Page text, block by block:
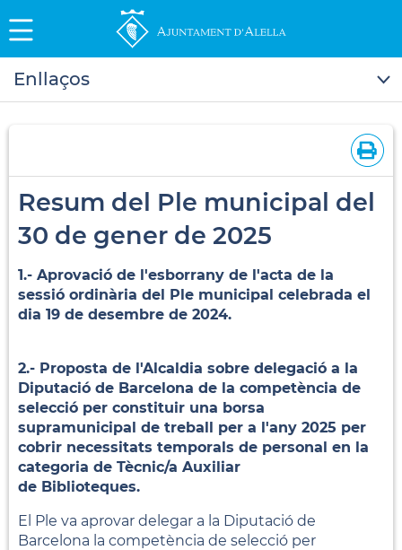
Enllaços
Resum del Ple municipal del
30 de gener de 2025
1.- Aprovació de l'esborrany de l'acta de la
sessió ordinària del Ple municipal celebrada el
dia 19 de desembre de 2024.
2.- Proposta de l'Alcaldia sobre delegació a la
Diputació de Barcelona de la competència de
selecció per constituir una borsa
supramunicipal de treball per a l'any 2025 per
cobrir necessitats temporals de personal en la
categoria de Tècnic/a Auxiliar
de Biblioteques.
El Ple va aprovar delegar a la Diputació de
Barcelona la competència de selecció per